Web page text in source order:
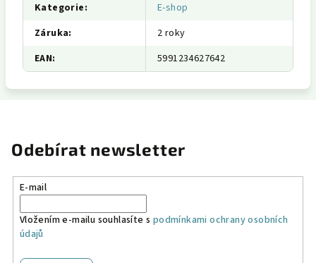
Kategorie:
E-shop
Záruka:
2 roky
EAN: 5991234627642
Odebírat newsletter
E-mail
Vložením e-mailu souhlasíte s podmínkami ochrany osobních
údajů